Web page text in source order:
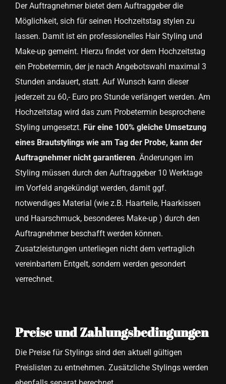
Der Auftragnehmer bietet dem Auftraggeber die
Möglichkeit, sich für seinen Hochzeitstag stylen zu
lassen. Damit ist ein professionelles Hair Styling und
Make-up gemeint. Hierzu findet vor dem Hochzeitstag
ein Probetermin, der je nach Angebotswahl maximal 3
Stunden andauert, statt. Auf Wunsch kann dieser
jederzeit zu 60,- Euro pro Stunde verlängert werden. Am
Hochzeitstag wird das zum Probetermin besprochene
Styling umgesetzt. Für eine 100% gleiche Umsetzung
eines Brautstylings wie am Tag der Probe, kann der
Auftragnehmer nicht garantieren. Änderungen im
Styling müssen durch den Auftraggeber 10 Werktage
im Vorfeld angekündigt werden, damit ggf.
notwendiges Material (wie z.B. Haarteile, Haarkissen
und Haarschmuck, besonderes Make-up ) durch den
Auftragnehmer beschafft werden können.
Zusatzleistungen unterliegen nicht dem vertraglich
vereinbartem Entgelt, sondern werden gesondert
verrechnet.
Preise und Zahlungsbedingungen
Die Preise für Stylings sind den aktuell gültigen
Preislisten zu entnehmen. Zusätzliche Stylings werden